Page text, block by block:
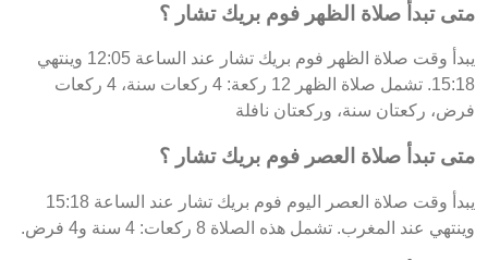
متى تبدأ صلاة الظهر فوم بريك تشار ؟
يبدأ وقت صلاة الظهر فوم بريك تشار عند الساعة 12:05 وينتهي
15:18. تشمل صلاة الظهر 12 ركعة: 4 ركعات سنة، 4 ركعات
فرض، ركعتان سنة، وركعتان نافلة
متى تبدأ صلاة العصر فوم بريك تشار ؟
يبدأ وقت صلاة العصر اليوم فوم بريك تشار عند الساعة 15:18
وينتهي عند المغرب. تشمل هذه الصلاة 8 ركعات: 4 سنة و4 فرض.